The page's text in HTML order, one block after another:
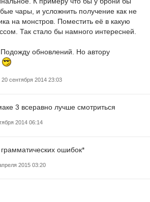
чары, и усложнить получение как не
на монстров. Поместить её в какую
Так стало бы намного интересней.
обновлений. Но автору
20 сентября 2014 23:03
3 всеравно лучше смотриться
2014 06:14
ошибок*
2015 03:20